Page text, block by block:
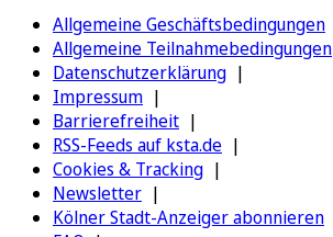
Allgemeine Geschäftsbedingungen
Allgemeine Teilnahmebedingungen
Datenschutzerklärung
Impressum
Barrierefreiheit
RSS-Feeds auf ksta.de
Cookies & Tracking
Newsletter
Kölner Stadt-Anzeiger abonnieren